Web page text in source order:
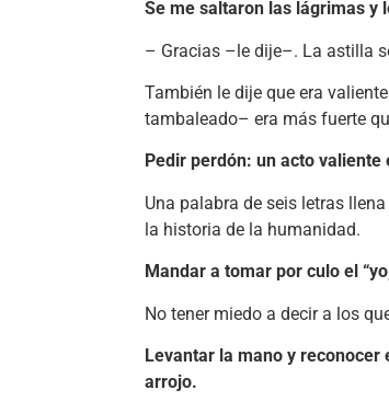
Se me saltaron las lágrimas y
– Gracias –le dije–. La astilla
También le dije que era
tambaleado– era más fuerte
Pedir perdón: un acto
Una palabra de seis letras
la historia de la humanidad.
Mandar a tomar por culo el
No tener miedo a decir a los
Levantar la mano y
arrojo.